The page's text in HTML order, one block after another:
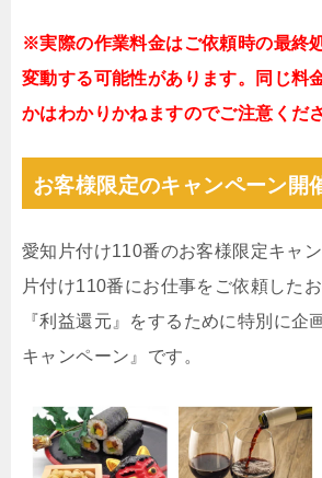
※実際の作業料金はご依頼時の最終
変動する可能性があります。同じ料
かはわかりかねますのでご注意くだ
お客様限定のキャンペーン開
愛知片付け110番のお客様限定キャ
片付け110番にお仕事をご依頼した
『利益還元』をするために特別に企
キャンペーン』です。